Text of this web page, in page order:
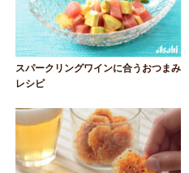
スパークリングワインに合うおつまみ
レシピ